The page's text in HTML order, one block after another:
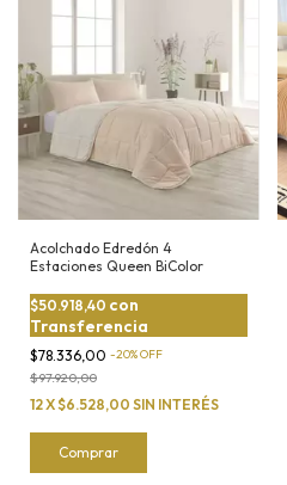
Acolchado Edredón 4
Estaciones Queen BiColor
$78.336,00 -20%OFF
$97.920,00
$50.918,40 con
Transferencia
12X$6.528,00 SIN INTERÉS
Comprar